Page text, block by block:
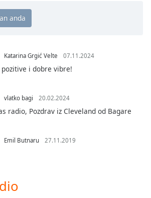
Katarina Grgić Velte 07.11.2024
i dobre vibre!
vlatko bagi 20.02.2024
radio, Pozdrav iz Cleveland od Bagare
Emil Butnaru 27.11.2019